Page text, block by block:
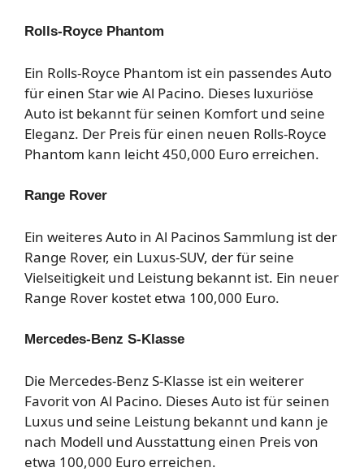
Rolls-Royce Phantom
Ein Rolls-Royce Phantom ist ein passendes Auto
für einen Star wie Al Pacino. Dieses luxuriöse
Auto ist bekannt für seinen Komfort und seine
Eleganz. Der Preis für einen neuen Rolls-Royce
Phantom kann leicht 450,000 Euro erreichen.
Range Rover
Ein weiteres Auto in Al Pacinos Sammlung ist der
Range Rover, ein Luxus-SUV, der für seine
Vielseitigkeit und Leistung bekannt ist. Ein neuer
Range Rover kostet etwa 100,000 Euro.
Mercedes-Benz S-Klasse
Die Mercedes-Benz S-Klasse ist ein weiterer
Favorit von Al Pacino. Dieses Auto ist für seinen
Luxus und seine Leistung bekannt und kann je
nach Modell und Ausstattung einen Preis von
etwa 100,000 Euro erreichen.